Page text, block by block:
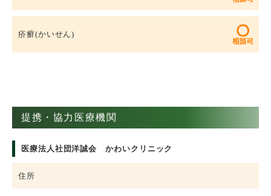
疥癬(かいせん)
提携・協力医療機関
医療法人社団洋誠会 かわいクリニック
住所